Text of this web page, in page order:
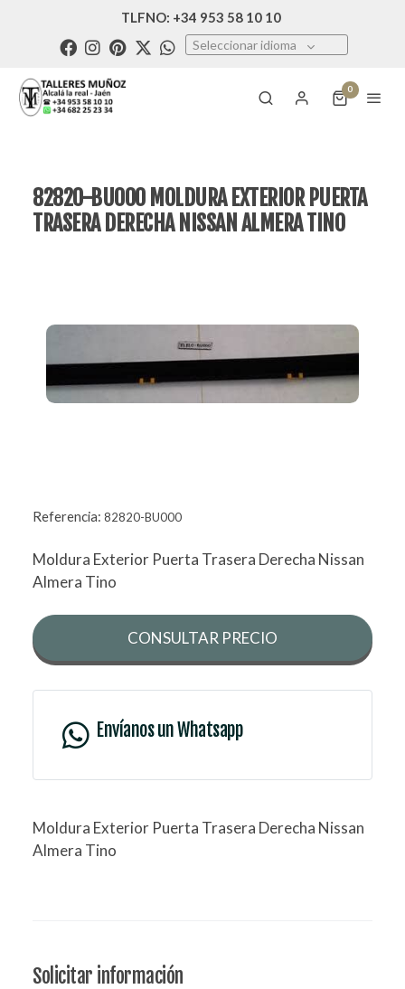
TLFNO: +34 953 58 10 10
Seleccionar idioma
0
82820-BU000 MOLDURA EXTERIOR PUERTA
TRASERA DERECHA NISSAN ALMERA TINO
Referencia: 82820-BU000
Moldura Exterior Puerta Trasera Derecha Nissan
Almera Tino
CONSULTAR PRECIO
Envíanos un Whatsapp
Moldura Exterior Puerta Trasera Derecha Nissan
Almera Tino
Solicitar información